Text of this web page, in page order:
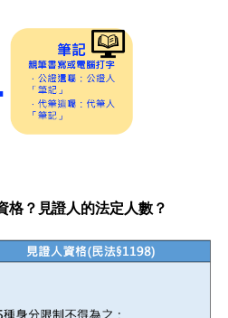
格？見證人的法定人數？